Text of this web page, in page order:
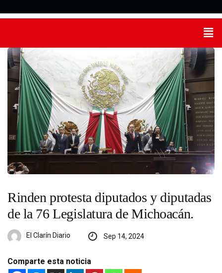
Rinden protesta diputados y diputadas
de la 76 Legislatura de Michoacán.
El Clarín Diario Sep 14, 2024
Comparte esta noticia